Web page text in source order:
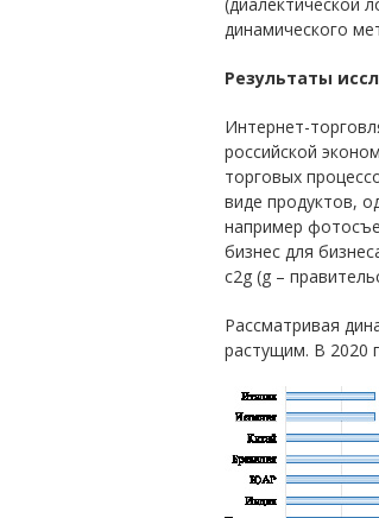
динамического
Результаты
Интернет-
российской
торговых
виде продуктов,
например
бизнес для
c2g (g –
Рассматривая
растущим. В 2020